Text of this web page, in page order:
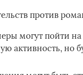
против
могут пойти
активность, но